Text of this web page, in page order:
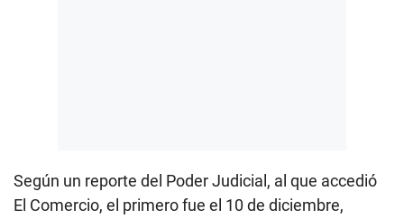
Según un reporte del Poder Judicial, al que accedió
El Comercio, el primero fue el 10 de diciembre,